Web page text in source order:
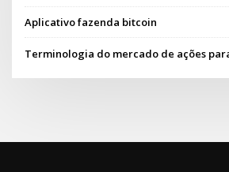
Aplicativo fazenda bitcoin
Terminologia do mercado de ações